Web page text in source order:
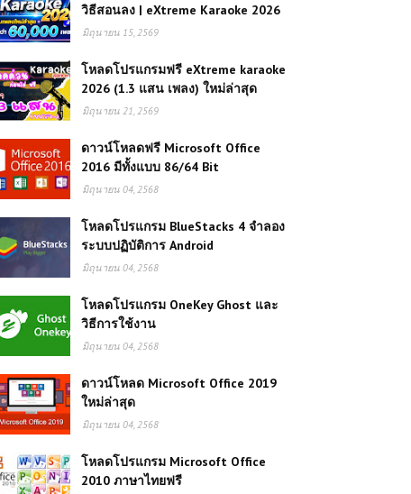
วิธีสอนลง | eXtreme Karaoke 2026
มิถุนายน 15, 2569
โหลดโปรแกรมฟรี eXtreme karaoke
2026 (1.3 แสน เพลง) ใหม่ล่าสุด
มิถุนายน 21, 2569
ดาวน์โหลดฟรี Microsoft Office
2016 มีทั้งแบบ 86/64 Bit
มิถุนายน 04, 2568
โหลดโปรแกรม BlueStacks 4 จำลอง
ระบบปฏิบัติการ Android
มิถุนายน 04, 2568
โหลดโปรแกรม OneKey Ghost และ
วิธีการใช้งาน
มิถุนายน 04, 2568
ดาวน์โหลด Microsoft Office 2019
ใหม่ล่าสุด
มิถุนายน 04, 2568
โหลดโปรแกรม Microsoft Office
2010 ภาษาไทยฟรี